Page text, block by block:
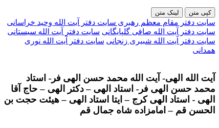
کپی متن لینک متن
سایت دفتر مقام معظم رهبری سایت دفتر آیت الله وحید خراسانی
سایت دفتر آیت الله صافی گلپایگانی سایت دفتر آیت الله سیستانی
سایت دفتر آیت الله شبیری زنجانی سایت دفتر آیت الله نوری
همدانی
آیت الله الهی- آیت الله محمد حسن الهی فر- استاد
محمد حسن الهی فر- استاد الهی – دکتر الهی – حاج آقا
الهی - استاد الهی کرج – ایتا استاد الهی – هیئت حجت بن
الحسن قم – امامزاده شاه جمال قم